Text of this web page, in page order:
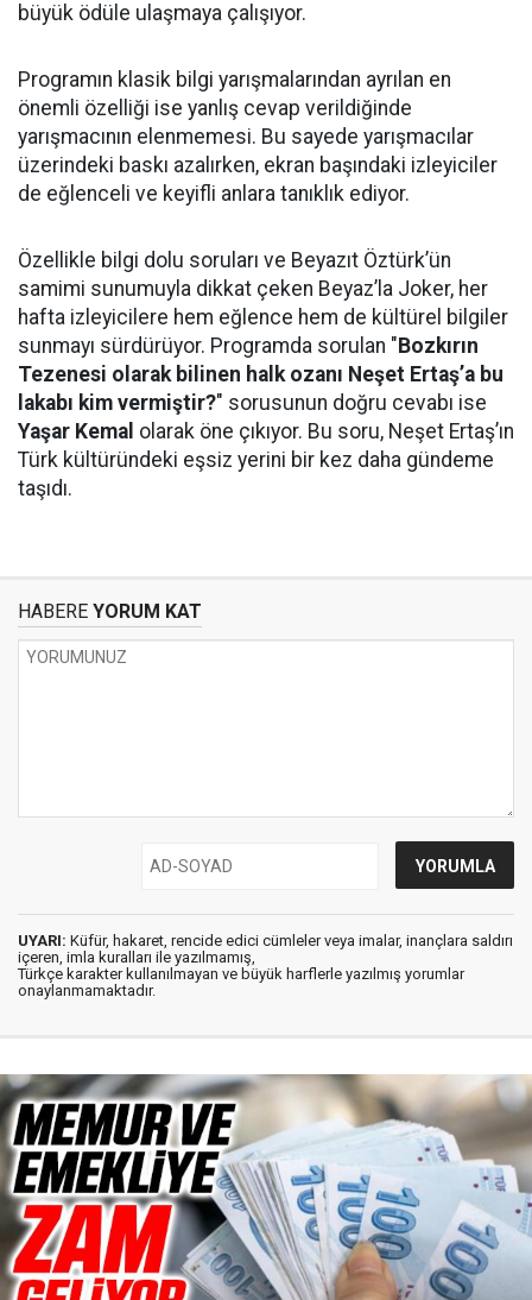
büyük ödüle ulaşmaya çalışıyor.
Programın klasik bilgi yarışmalarından ayrılan en
önemli özelliği ise yanlış cevap verildiğinde
yarışmacının elenmemesi. Bu sayede yarışmacılar
üzerindeki baskı azalırken, ekran başındaki izleyiciler
de eğlenceli ve keyifli anlara tanıklık ediyor.
Özellikle bilgi dolu soruları ve Beyazıt Öztürk’ün
samimi sunumuyla dikkat çeken Beyaz’la Joker, her
hafta izleyicilere hem eğlence hem de kültürel bilgiler
sunmayı sürdürüyor. Programda sorulan " Bozkırın
Tezenesi olarak bilinen halk ozanı Neşet Ertaş’a bu
lakabı kim vermiştir?" sorusunun doğru cevabı ise
Yaşar Kemal olarak öne çıkıyor. Bu soru, Neşet Ertaş’ın
Türk kültüründeki eşsiz yerini bir kez daha gündeme
taşıdı.
HABERE YORUM KAT
UYARI: Küfür, hakaret, rencide edici cümleler veya imalar, inançlara saldırı
içeren, imla kuralları ile yazılmamış,
Türkçe karakter kullanılmayan ve büyük harflerle yazılmış yorumlar
onaylanmamaktadır.